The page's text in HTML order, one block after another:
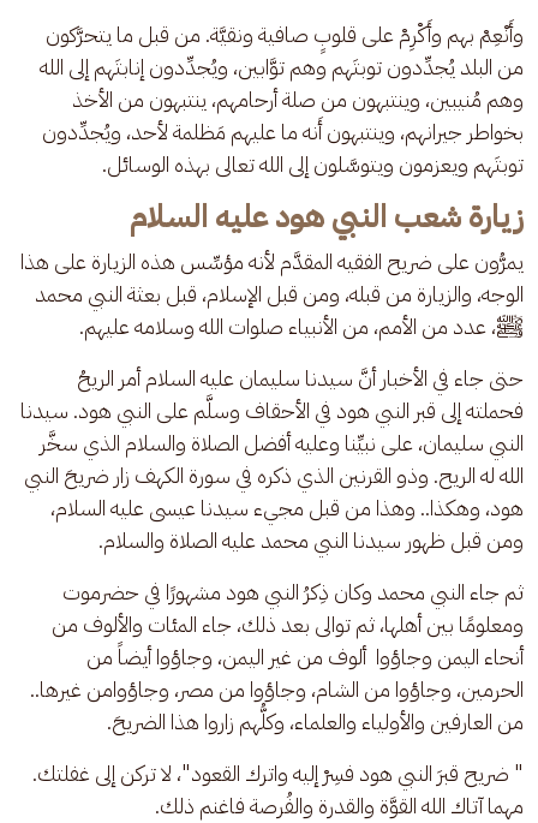
وأَنْعِمْ بهم وأَكْرِمْ على قلوبٍ صافية ونقيَّة. من قبل ما يتحرَّكون
من البلد يُجدِّدون توبتَهم وهم توَّابين، ويُجدِّدون إنابتَهم إلى الله
وهم مُنيبين، وينتبهون من صلة أرحامهم، ينتبهون من الأخذ
بخواطر جيرانهم، وينتبهون أَنه ما عليهم مَظلمة لأحد، ويُجدِّدون
توبتَهم ويعزمون ويتوسَّلون إلى الله تعالى بهذه الوسائل.
زيارة شعب النبي هود عليه السلام
يمرُّون على ضريح الفقيه المقدَّم لأنه مؤسِّس هذه الزيارة على هذا
الوجه، والزيارة من قبله، ومن قبل الإسلام، قبل بعثة النبي محمد
ﷺ، عدد من الأمم، من الأنبياء صلوات الله وسلامه عليهم.
حتى جاء في الأخبار أنَّ سيدنا سليمان عليه السلام أمر الريحُ
فحملته إلى قبر النبي هود في الأحقاف وسلَّم على النبي هود. سيدنا
النبي سليمان، على نبيِّنا وعليه أفضل الصلاة والسلام الذي سخَّر
الله له الريح. وذو القرنين الذي ذكره في سورة الكهف زار ضريحَ النبي
هود، وهكذا.. وهذا من قبل مجيء سيدنا عيسى عليه السلام،
ومن قبل ظهور سيدنا النبي محمد عليه الصلاة والسلام.
ثم جاء النبي محمد وكان ذِكرُ النبي هود مشهورًا في حضرموت
ومعلومًا بين أهلها، ثم توالى بعد ذلك، جاء المئات والألوف من
أنحاء اليمن وجاؤوا  ألوف من غير اليمن، وجاؤوا أيضاً من
الحرمين، وجاؤوا من الشام، وجاؤوا من مصر، وجاؤوامن غيرها..
من العارفين والأولياء والعلماء، وكلُّهم زاروا هذا الضريحَ.
" ضريح قبرَ النبي هود فسِرْ إليه واترك القعود"، لا تركن إلى غفلتك.
مهما آتاك الله القوَّة والقدرة والفُرصة فاغنم ذلك.